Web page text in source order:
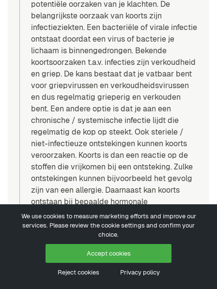
potentiële oorzaken van je klachten. De
belangrijkste oorzaak van koorts zijn
infectieziekten. Een bacteriële of virale infectie
ontstaat doordat een virus of bacterie je
lichaam is binnengedrongen. Bekende
koortsoorzaken t.a.v. infecties zijn verkoudheid
en griep. De kans bestaat dat je vatbaar bent
voor griepvirussen en verkoudheidsvirussen
en dus regelmatig grieperig en verkouden
bent. Een andere optie is dat je aan een
chronische / systemische infectie lijdt die
regelmatig de kop op steekt. Ook steriele /
niet-infectieuze ontstekingen kunnen koorts
veroorzaken. Koorts is dan een reactie op de
stoffen die vrijkomen bij een ontsteking. Zulke
ontstekingen kunnen bijvoorbeeld het gevolg
zijn van een allergie. Daarnaast kan koorts
ontstaan bij bepaalde hormonale
aandoeningen, een te snel werkende
schildklier, sommige auto-immuunziekten
(reumatoïde artritis e.a.), beschadiging van de
hypothalamus of zelfs door toedoen van
medicijngebruik (anesthetica, antipsychotica,
anticholinergica e.a.). Ik snap dat je meermaals
We use cookies to measure marketing efforts and improve our
services. Please review the cookie settings and confirm your
choice.
Accept cookies
Reject cookies Privacy policy